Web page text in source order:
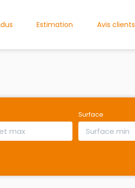
Estimation Avis clients
Surface